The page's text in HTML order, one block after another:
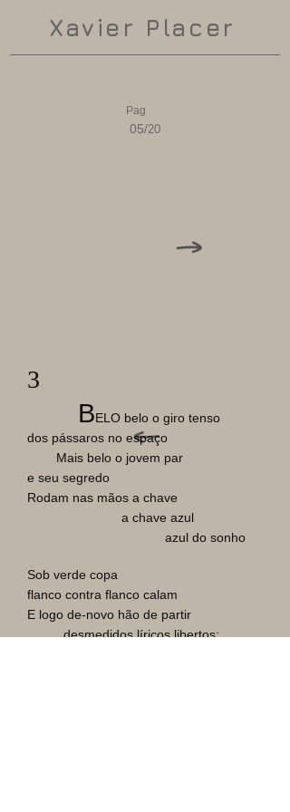
Xavier Placer
BELO belo o giro tenso
dos pássaros no espaço
Mais belo o jovem par
e seu segredo
Rodam nas mãos a chave
a chave azul
azul do sonho
Sob verde copa
flanco contra flanco calam
E logo de-novo hão de partir
desmedidos líricos libertos:
3
Pag
05/20